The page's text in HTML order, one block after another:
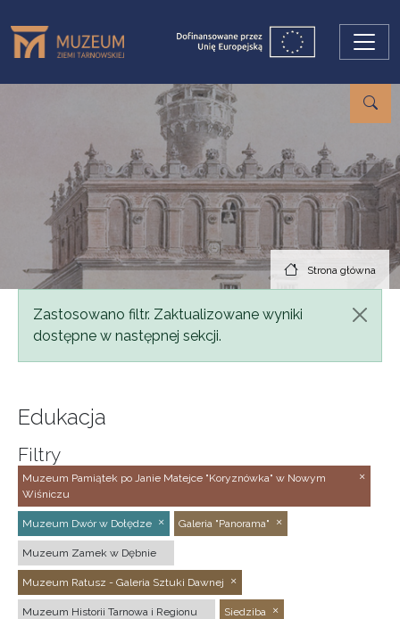
Strona główna
Komunikat
Zastosowano filtr. Zaktualizowane wyniki
dostępne w następnej sekcji.
Edukacja
Filtry
Muzeum Pamiątek po Janie Matejce "Koryznówka" w Nowym
Wiśniczu
Muzeum Dwór w Dołędze Galeria "Panorama"
Muzeum Zamek w Dębnie
Muzeum Ratusz - Galeria Sztuki Dawnej
Muzeum Historii Tarnowa i Regionu Siedziba